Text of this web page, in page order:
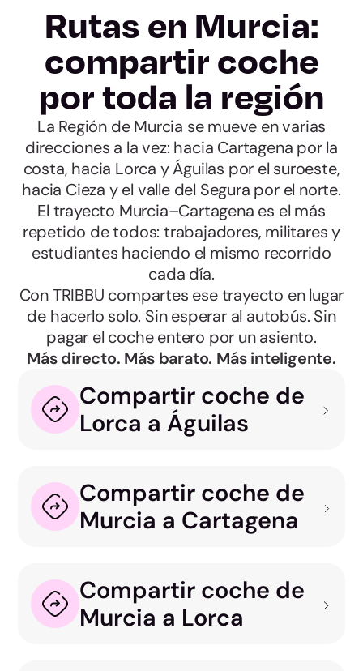
Rutas en Murcia:
compartir coche
por toda la región
La Región de Murcia se mueve en varias
direcciones a la vez: hacia Cartagena por la
costa, hacia Lorca y Águilas por el suroeste,
hacia Cieza y el valle del Segura por el norte.
El trayecto Murcia–Cartagena es el más
repetido de todos: trabajadores, militares y
estudiantes haciendo el mismo recorrido
cada día.
Con TRIBBU compartes ese trayecto en lugar
de hacerlo solo. Sin esperar al autobús. Sin
pagar el coche entero por un asiento.
Más directo. Más barato. Más inteligente.
Compartir coche de
Lorca a Águilas
Compartir coche de
Murcia a Cartagena
Compartir coche de
Murcia a Lorca